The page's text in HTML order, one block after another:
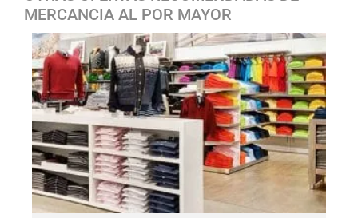
MERCANCIA AL POR MAYOR
ROPA CASUAL MASCULINA
Este lote puede incluir una variedad de marcas, como:
Polo
Ralph Lauren, Tommy Hilfiger, Lacoste, Michael Kors, Vince
Camuto, Tommy Bahama, Calvin Klein, Nautica y más.
Haga Click Aquí